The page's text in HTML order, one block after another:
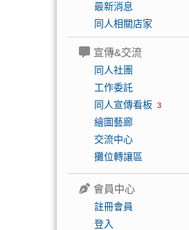
最新消息
同人相關店家
宣傳&交流
同人社團
工作委託
同人宣傳看板 3
繪圖藝廊
交流中心
攤位轉讓區
會員中心
註冊會員
登入